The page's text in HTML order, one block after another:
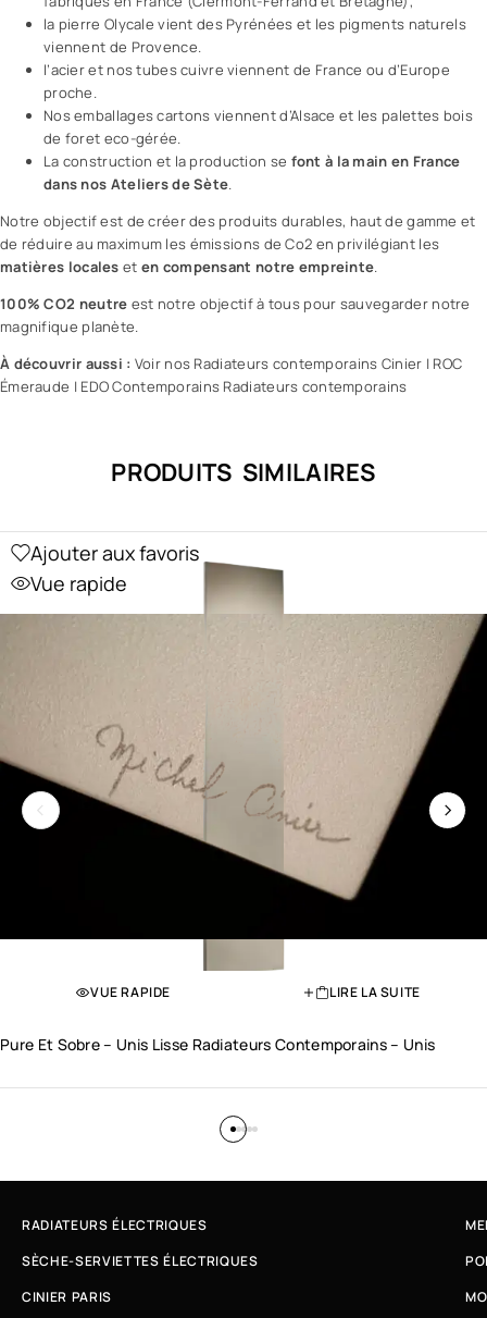
la pierre Olycale vient des Pyrénées et les pigments naturels
viennent de Provence.
l’acier et nos tubes cuivre viennent de France ou d’Europe
proche.
Nos emballages cartons viennent d’Alsace et les palettes bois
de foret eco-gérée.
La construction et la production se font à la main en France
dans nos Ateliers de Sète.
Notre objectif est de créer des produits durables, haut de gamme et
de réduire au maximum les émissions de Co2 en privilégiant les
matières locales et en compensant notre empreinte.
100% CO2 neutre est notre objectif à tous pour sauvegarder notre
magnifique planète.
À découvrir aussi : Voir nos Radiateurs contemporains Cinier | ROC
Émeraude | EDO Contemporains Radiateurs contemporains
PRODUITS SIMILAIRES
Ajouter aux favoris
Vue rapide
VUE RAPIDE LIRE LA SUITE
Pure Et Sobre – Unis Lisse Radiateurs Contemporains – Unis
RADIATEURS ÉLECTRIQUES
SÈCHE-SERVIETTES ÉLECTRIQUES
CINIER PARIS